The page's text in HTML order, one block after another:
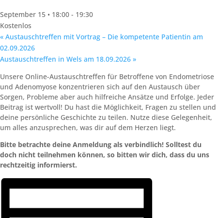
September 15 • 18:00 - 19:30
Kostenlos
« Austauschtreffen mit Vortrag – Die kompetente Patientin am
02.09.2026
Austauschtreffen in Wels am 18.09.2026 »
Unsere Online-Austauschtreffen für Betroffene von Endometriose
und Adenomyose konzentrieren sich auf den Austausch über
Sorgen, Probleme aber auch hilfreiche Ansätze und Erfolge. Jeder
Beitrag ist wertvoll! Du hast die Möglichkeit, Fragen zu stellen und
deine persönliche Geschichte zu teilen. Nutze diese Gelegenheit,
um alles anzusprechen, was dir auf dem Herzen liegt.
Bitte betrachte deine Anmeldung als verbindlich! Solltest du
doch nicht teilnehmen können, so bitten wir dich, dass du uns
rechtzeitig informierst.